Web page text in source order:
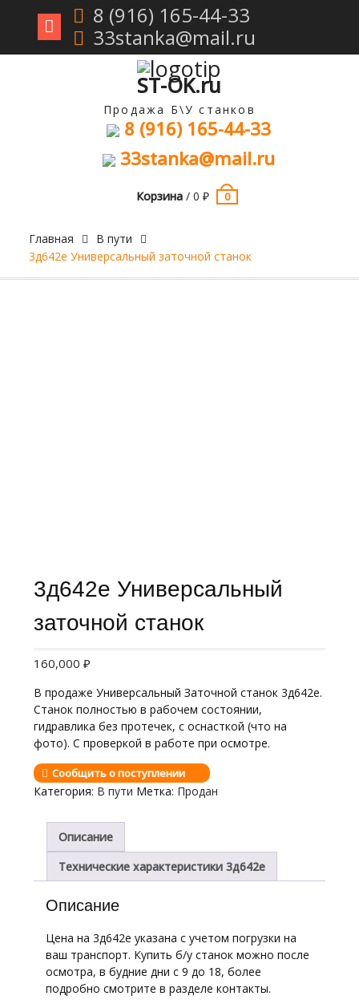
Перейти
8 (916) 165-44-33
33stanka@mail.ru
ST-OK.ru
Продажа Б\У станков
8 (916) 165-44-33
33stanka@mail.ru
Корзина/ 0 ₽ 0
Главная
В пути
3д642е Универсальный заточной станок
3д642е Универсальный
заточной станок
160,000 ₽
В продаже Универсальный Заточной станок 3д642е.
Станок полностью в рабочем состоянии,
гидравлика без протечек, с оснасткой (что на
фото). С проверкой в работе при осмотре.
Сообщить о поступлении
Категория: В пути Метка: Продан
Описание
Технические характеристики 3д642е
Описание
Цена на 3д642е указана с учетом погрузки на
ваш транспорт. Купить б/у станок можно после
осмотра, в будние дни с 9 до 18, более
подробно смотрите в разделе контакты.